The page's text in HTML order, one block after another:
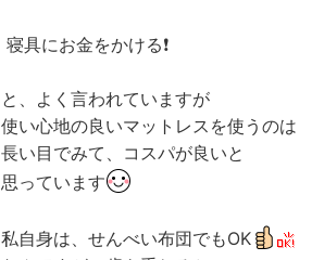
寝具にお金をかける❗
と、よく言われていますが
使い心地の良いマットレスを使うのは
長い目でみて、コスパが良いと
思っています
私自身は、せんべい布団でもOK